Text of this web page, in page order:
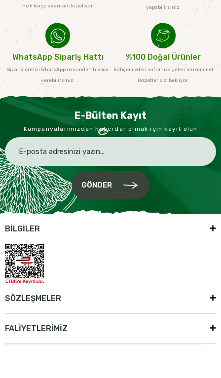
Hızlı kargo avantajı ile geliyor.
yapabilirsiniz.
WhatsApp Sipariş Hattı
Siparişlerinizi WhatsApp üzerinden hızlıca
verebilirsiniz.
%100 Doğal Ürünler
Bahçemizden sofranıza gelen mükemmel
lezzetler sizi bekliyor.
E-Bülten Kayıt
Kampanyalarımızdan haberdar olmak için kayıt olun
GÖNDER
BİLGİLER
SÖZLEŞMELER
FALİYETLERİMİZ